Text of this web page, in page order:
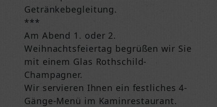
Getränkebegleitung.
***
Am Abend 1. oder 2.
Weihnachtsfeiertag begrüßen wir Sie
mit einem Glas Rothschild-
Champagner.
Wir servieren Ihnen ein festliches 4-
Gänge-Menü im Kaminrestaurant.